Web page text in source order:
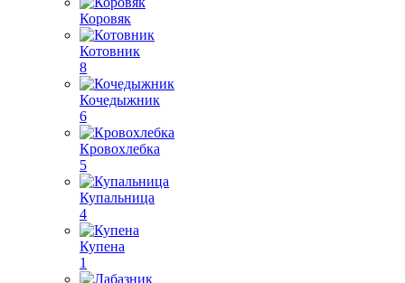
Коровяк
Котовник
8
Кочедыжник
6
Кровохлебка
5
Купальница
4
Купена
1